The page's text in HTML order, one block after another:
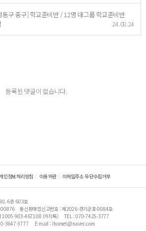
동구 중구] 학교준비반 / 12명 대그룹 학교준비반
24.08.24
등록된 댓글이 없습니다.
인정보처리방침 이용약관 이메일주소 무단수집거부
6층 603호
00876
통신판매업신고번호 : 제2026-경기군포-0084호
1005-903-467108 (가치톡)
TEL : 070-7425-3777
3647-3777 E-mail : ihomet@naver.com